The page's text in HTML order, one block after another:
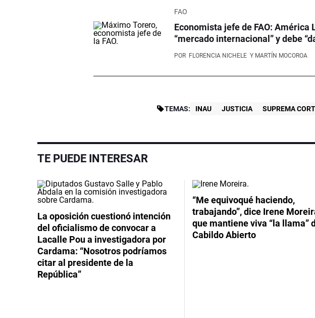
FAO
Economista jefe de FAO: América
“mercado internacional” y debe
POR FLORENCIA NICHELE Y MARTÍN MOCOROA
TEMAS: INAU JUSTICIA SUPREMA
TE PUEDE INTERESAR
La oposición cuestionó intención
del oficialismo de convocar a
Lacalle Pou a investigadora por
Cardama: “Nosotros podríamos
citar al presidente de la
República”
“Me equivoqué haciendo,
trabajando”, dice Irene
que mantiene viva “la llama”
Cabildo Abierto